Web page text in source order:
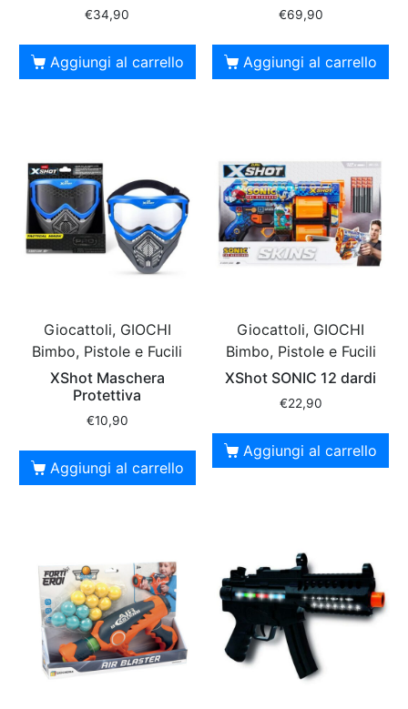
€34,90
Aggiungi al carrello
€69,90
Aggiungi al carrello
Giocattoli, GIOCHI
Bimbo, Pistole e Fucili
XShot Maschera
Protettiva
€10,90
Aggiungi al carrello
Giocattoli, GIOCHI
Bimbo, Pistole e Fucili
XShot SONIC 12 dardi
€22,90
Aggiungi al carrello